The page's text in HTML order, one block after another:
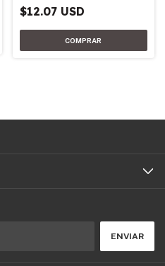
$12.07 USD